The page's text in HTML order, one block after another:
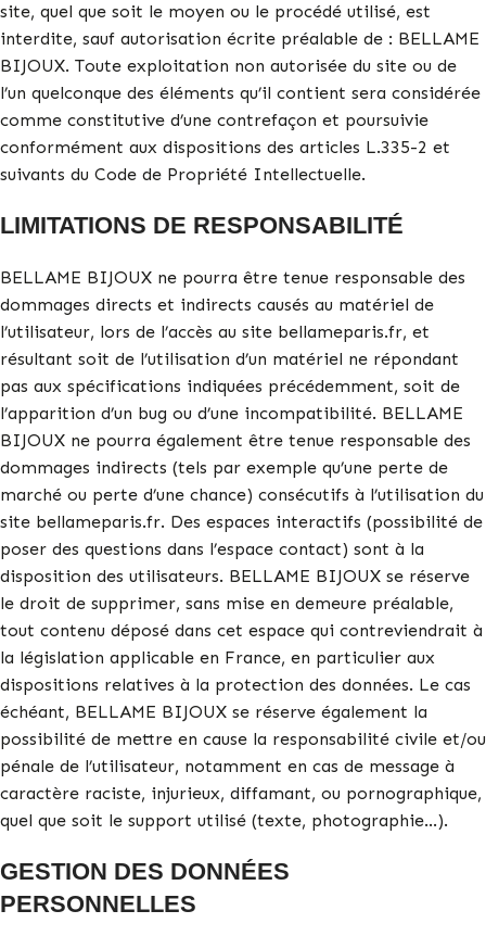
site, quel que soit le moyen ou le procédé utilisé, est
interdite, sauf autorisation écrite préalable de : BELLAME
BIJOUX. Toute exploitation non autorisée du site ou de
l’un quelconque des éléments qu’il contient sera considérée
comme constitutive d’une contrefaçon et poursuivie
conformément aux dispositions des articles L.335-2 et
suivants du Code de Propriété Intellectuelle.
LIMITATIONS DE RESPONSABILITÉ
BELLAME BIJOUX ne pourra être tenue responsable des
dommages directs et indirects causés au matériel de
l’utilisateur, lors de l’accès au site bellameparis.fr, et
résultant soit de l’utilisation d’un matériel ne répondant
pas aux spécifications indiquées précédemment, soit de
l’apparition d’un bug ou d’une incompatibilité. BELLAME
BIJOUX ne pourra également être tenue responsable des
dommages indirects (tels par exemple qu’une perte de
marché ou perte d’une chance) consécutifs à l’utilisation du
site bellameparis.fr. Des espaces interactifs (possibilité de
poser des questions dans l’espace contact) sont à la
disposition des utilisateurs. BELLAME BIJOUX se réserve
le droit de supprimer, sans mise en demeure préalable,
tout contenu déposé dans cet espace qui contreviendrait à
la législation applicable en France, en particulier aux
dispositions relatives à la protection des données. Le cas
échéant, BELLAME BIJOUX se réserve également la
possibilité de mettre en cause la responsabilité civile et/ou
pénale de l’utilisateur, notamment en cas de message à
caractère raciste, injurieux, diffamant, ou pornographique,
quel que soit le support utilisé (texte, photographie…).
GESTION DES DONNÉES
PERSONNELLES